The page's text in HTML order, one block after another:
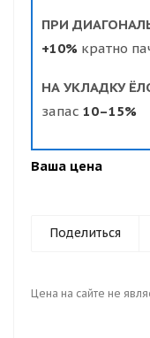
ПРИ
+10% кратно
НА УКЛАДКУ
запас 10–15%
Ваша цена
Поделиться
Цена на сайте не